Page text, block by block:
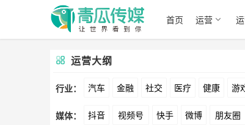
首页 运营
运营大纲
行业： 汽车 金融 社交 医疗 健康 游
文娱 跨境 科技 广告 元宇宙
媒体： 抖音 视频号 快手 微博 朋友圈